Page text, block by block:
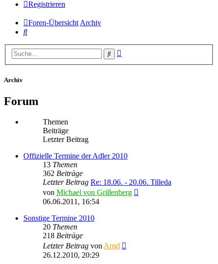
Registrieren
Foren-Übersicht Archiv
Suche
Suche
Archiv
Forum
Themen
Beiträge
Letzter Beitrag
Offizielle Termine der Adler 2010
13 Themen
362 Beiträge
Letzter Beitrag Re: 18.06. - 20.06. Tilleda
von Michael von Grillenberg
06.06.2011, 16:54
Sonstige Termine 2010
20 Themen
218 Beiträge
Letzter Beitrag von Arnd
26.12.2010, 20:29